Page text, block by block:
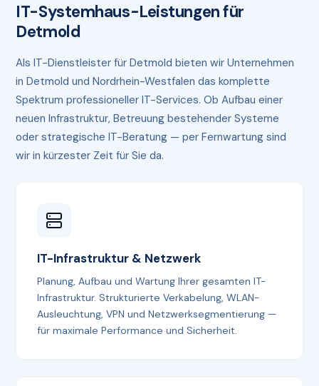
IT-Systemhaus-Leistungen für
Detmold
Als IT-Dienstleister für Detmold bieten wir Unternehmen
in Detmold und Nordrhein-Westfalen das komplette
Spektrum professioneller IT-Services. Ob Aufbau einer
neuen Infrastruktur, Betreuung bestehender Systeme
oder strategische IT-Beratung — per Fernwartung sind
wir in kürzester Zeit für Sie da.
IT-Infrastruktur & Netzwerk
Planung, Aufbau und Wartung Ihrer gesamten IT-
Infrastruktur. Strukturierte Verkabelung, WLAN-
Ausleuchtung, VPN und Netzwerksegmentierung —
für maximale Performance und Sicherheit.